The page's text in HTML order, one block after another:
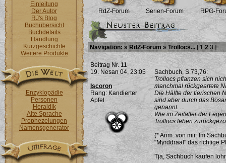
Einleitung
Der Autor
RJ's Blog
Buchübersicht
Buchdetails
Handlung
Kurzgeschichte
Weitere Produkte
Enzyklopädie
Personen
Heraldik
Alte Sprache
Prophezeiungen
Namensgenerator
RdZ-Forum Serien-Forum RPG-
Navigation: » RdZ-Forum » Trollocs... [ 1 2 3 ]
Beitrag Nr. 11
19. Nesan 04, 23:05
Iscoron
Rang: Kandierter
Apfel
Sachbuch, S.73,76:
Trollocs pflanzen sich
manchmal rückgeartete
Die Hälfte der tierischen
sind aber durch das
genannt. ...
Wie im Zeitalter der
Trollocs leben
(* Anm. von mir: Im
"Myrddraal" das richtige
Tja, Sachbuch kaufen